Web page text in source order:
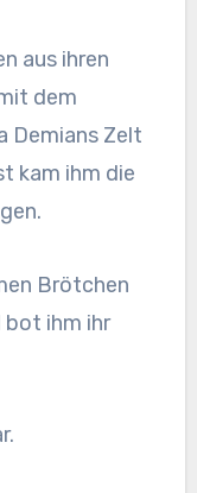
aus ihren
dem
Demians Zelt
kam ihm die
Brötchen
bot ihm ihr